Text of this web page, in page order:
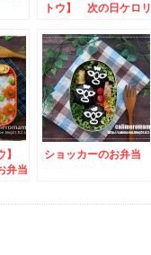
トウ】 次の日ケロリ
】
弁当
ショッカーのお弁当